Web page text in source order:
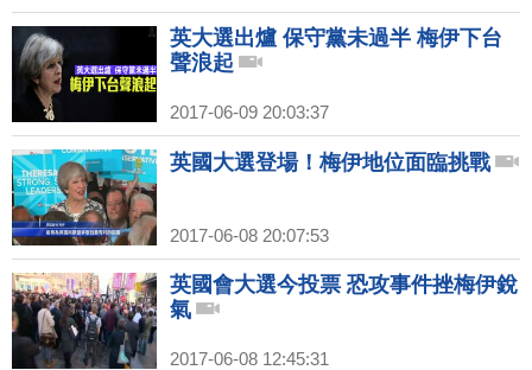
英大選出爐 保守黨未過半 梅伊下台
聲浪起
2017-06-09 20:03:37
英國大選登場！梅伊地位面臨挑戰
2017-06-08 20:07:53
英國會大選今投票 恐攻事件挫梅伊銳
氣
2017-06-08 12:45:31